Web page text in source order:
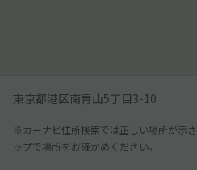
東京都港区南青山5丁目3-10
※カーナビ住所検索では正しい場所が示
ップで場所をお確かめください。